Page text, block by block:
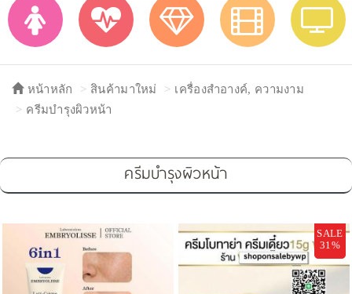
หน้าหลัก สินค้ามาใหม่
เครื่องสำอางค์, ความงาม
ครีมบำรุงผิวหน้า
ครีมบำรุงผิวหน้า
SALE
31%